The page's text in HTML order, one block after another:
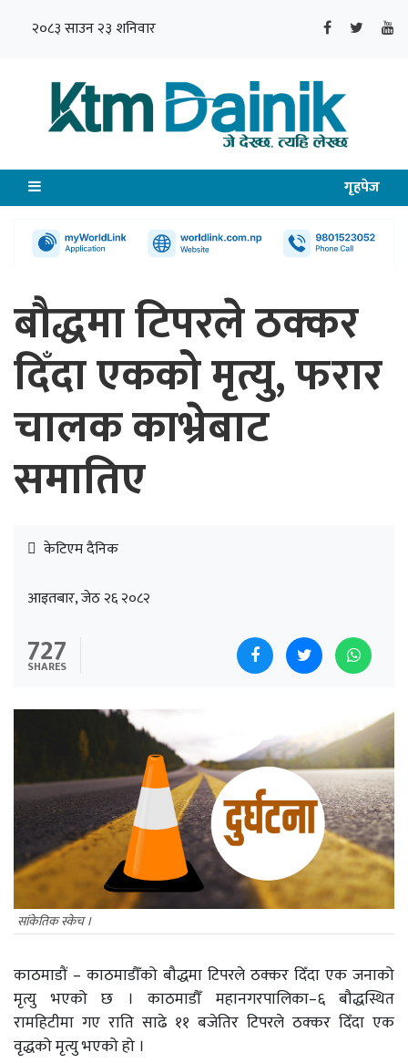
२०८३ साउन २३ शनिवार
गृहपेज
बौद्धमा टिपरले ठक्कर
दिँदा एकको मृत्यु, फरार
चालक काभ्रेबाट
समातिए
केटिएम दैनिक
आइतबार, जेठ २६ २०८२
727
SHARES
सांकेतिक स्केच ।
काठमाडौं – काठमाडौँको बौद्धमा टिपरले ठक्कर दिँदा एक जनाको
मृत्यु भएको छ । काठमाडौँ महानगरपालिका–६ बौद्धस्थित
रामहिटीमा गए राति साढे ११ बजेतिर टिपरले ठक्कर दिँदा एक
वृद्धको मृत्यु भएको हो ।